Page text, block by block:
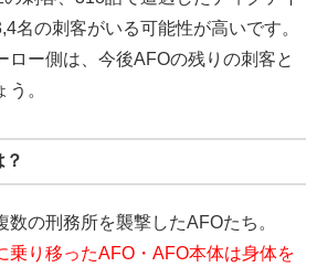
名の刺客がいる可能性が高いです。
ロー側は、今後AFOの残りの刺客と
。
数の刑務所を襲撃したAFOたち。
乗り移ったAFO・AFO本体は身体を